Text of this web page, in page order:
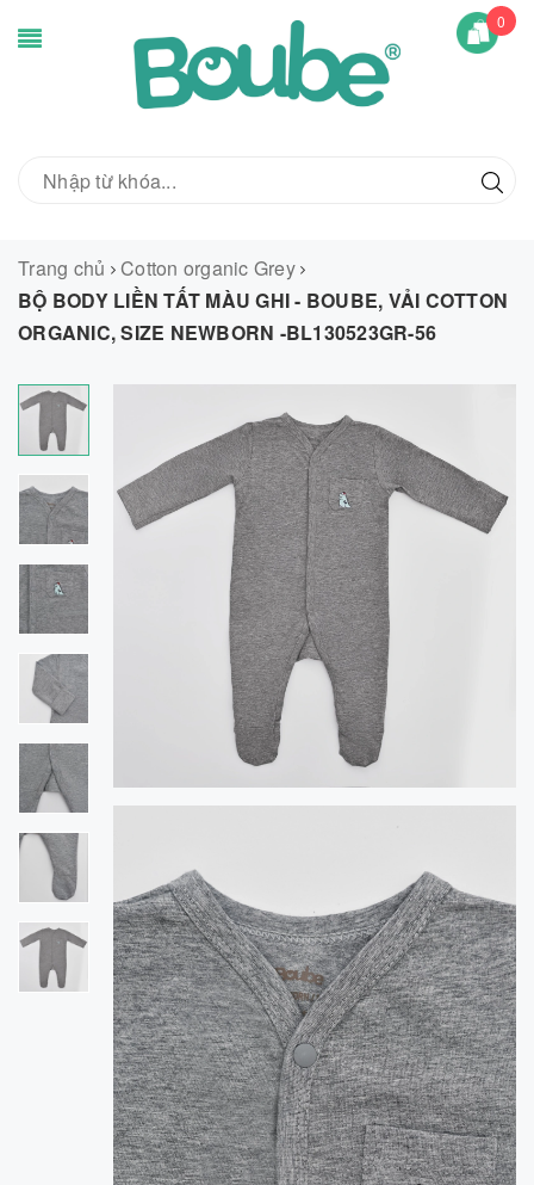
0
Trang chủ
Cotton organic Grey
BỘ BODY LIỀN TẤT MÀU GHI - BOUBE, VẢI COTTON
ORGANIC, SIZE NEWBORN -BL130523GR-56